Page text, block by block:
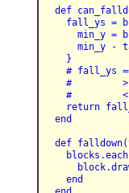
def
fall_ys =
min_y =
min_y -
    }
# fall_ys
#
#
return
  end
def
blocks.each
    end